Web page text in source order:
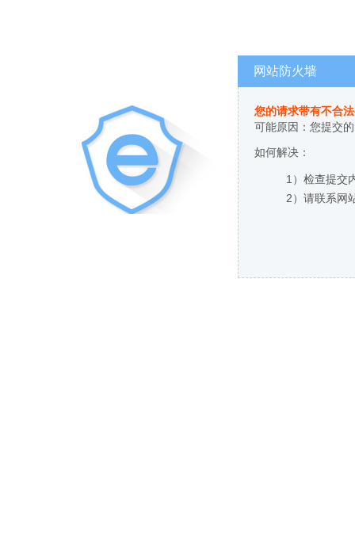
网站防火墙
您的请求带有不合
可能原因：您提交
如何解决：
1）检查提交
2）请联系网